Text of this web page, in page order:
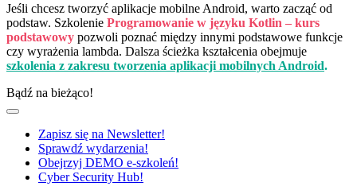
Jeśli chcesz tworzyć aplikacje mobilne Android, warto zacząć od
podstaw. Szkolenie Programowanie w języku Kotlin – kurs
podstawowy pozwoli poznać między innymi podstawowe funkcje
czy wyrażenia lambda. Dalsza ścieżka kształcenia obejmuje
szkolenia z zakresu tworzenia aplikacji mobilnych Android.
Bądź na bieżąco!
Zapisz się na Newsletter!
Sprawdź wydarzenia!
Obejrzyj DEMO e-szkoleń!
Cyber Security Hub!